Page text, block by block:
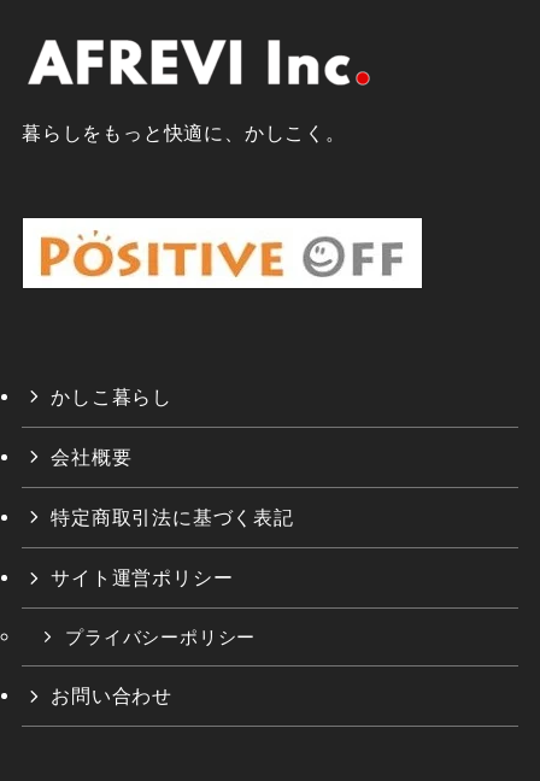
暮らしをもっと快適に、かしこく。
かしこ暮らし
会社概要
特定商取引法に基づく表記
サイト運営ポリシー
プライバシーポリシー
お問い合わせ